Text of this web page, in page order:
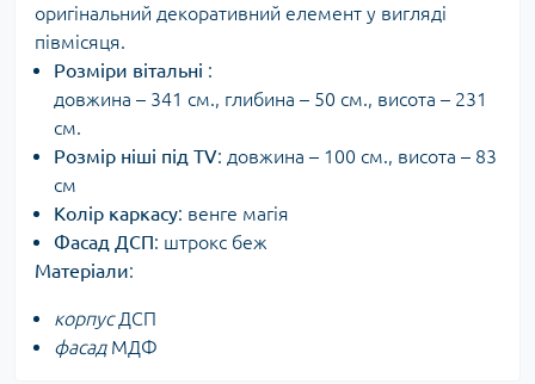
оригінальний декоративний елемент у вигляді
півмісяця.
Розміри вітальні :
довжина – 341 см., глибина – 50 см., висота – 231
см.
Розмір ніші під ТV: довжина – 100 см., висота – 83
см
Колір каркасу: венге магія
Фасад ДСП: штрокс беж
Матеріали:
корпусДСП
фасадМДФ